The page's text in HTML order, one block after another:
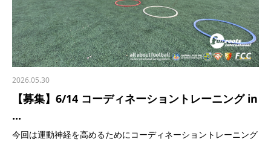
2026.05.30
【募集】6/14 コーディネーショントレーニング in
...
今回は運動神経を高めるためにコーディネーショントレーニング